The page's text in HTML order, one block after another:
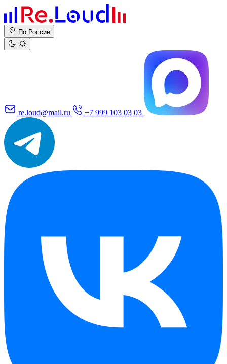
По России
re.loud@mail.ru +7 999 103 03 03